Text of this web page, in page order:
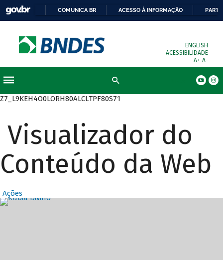
COMUNICA BR ACESSO À INFORMAÇÃO
ENGLISH
ACESSIBILIDADE
A+ A-
Z7_L9KEH4O0LORH80ALCLTPF80S71
Visualizador do
Conteúdo da Web
Ações
Destaques